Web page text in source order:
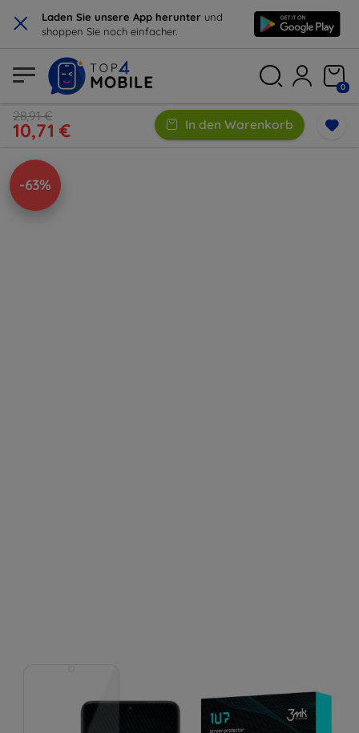
× Laden Sie unsere App herunter und
shoppen Sie noch einfacher.
0
28,91 €
10,71 € In den Warenkorb
-63%